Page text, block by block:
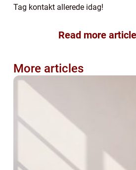
Tag kontakt allerede idag!
Read more
More articles